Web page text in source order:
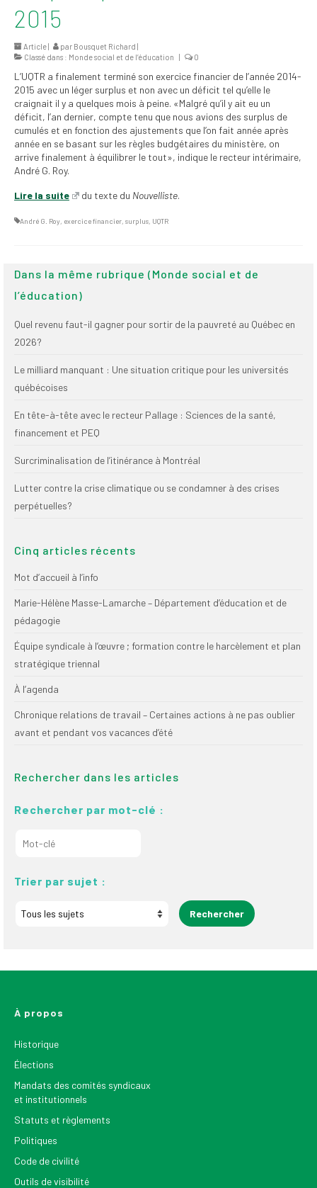
syndicaux et
Statuts et
règlements
Politiques
Signature – Courriel –
d’écran – Place à
(FNEEQ)
Nouvelles du
Communiqués
SPPEUQAM@ctualités
2015
Article | par Bousquet Richard |
Classé dans : Monde social et de l’éducation | 0
L’UQTR a finalement terminé son exercice financier de l’année 2014-
2015 avec un léger surplus et non avec un déficit tel qu’elle le
craignait il y a quelques mois à peine. «Malgré qu’il y ait eu un
déficit, l’an dernier, compte tenu que nous avions des surplus de
cumulés et en fonction des ajustements que l’on fait année après
année en se basant sur les règles budgétaires du ministère, on
arrive finalement à équilibrer le tout», indique le recteur intérimaire,
André G. Roy.
Lire la suite du texte du Nouvelliste.
André G. Roy, exercice financier, surplus, UQTR
Dans la même rubrique (Monde social et de
l’éducation)
Quel revenu faut-il gagner pour sortir de la pauvreté au Québec en
2026?
Le milliard manquant : Une situation critique pour les universités
québécoises
En tête-à-tête avec le recteur Pallage : Sciences de la santé,
financement et PEQ
Surcriminalisation de l’itinérance à Montréal
Lutter contre la crise climatique ou se condamner à des crises
perpétuelles?
Cinq articles récents
Mot d’accueil à l’info
Marie-Hélène Masse-Lamarche – Département d’éducation et de
pédagogie
Équipe syndicale à l’œuvre ; formation contre le harcèlement et plan
stratégique triennal
À l’agenda
Chronique relations de travail – Certaines actions à ne pas oublier
avant et pendant vos vacances d’été
Rechercher dans les articles
Rechercher par mot-clé :
Trier par sujet :
À propos
Historique
Élections
Mandats des comités syndicaux
et institutionnels
Statuts et règlements
Politiques
Code de civilité
Outils de visibilité